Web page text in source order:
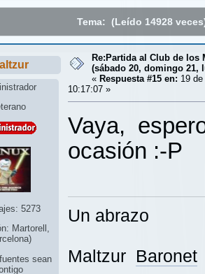
Tema: (Leído 14928
5273
Martorell,
sean
Re:Partida al Club de los
(sábado 20, domingo 21,
« Respuesta #15 en: 19
10:17:07 »
Vaya,
ocasión :-P
Un abrazo
Maltzur Baronet